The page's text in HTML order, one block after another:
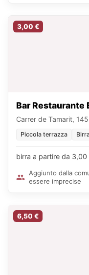
3,00 €
Bar Restaurante
Carrer de Tamarit,
Piccola terrazza
birra a partire da 3,00
Aggiunto dalla
essere imprecise
6,50 €